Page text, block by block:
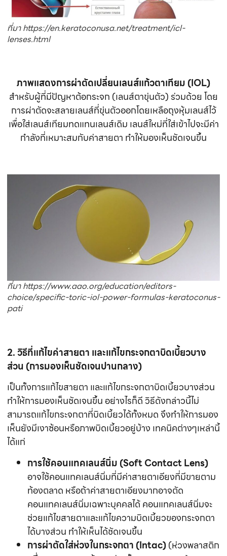
ที่มา https://en.keratoconusa.net/treatment/icl-
lenses.html
ภาพแสดงการผ่าตัดเปลี่ยนเลนส์แก้วตาเทียม (IOL)
สำหรับผู้ที่มีปัญหาต้อกระจก (เลนส์ตาขุ่นตัว) ร่วมด้วย โดย
การผ่าตัดจะสลายเลนส์ที่ขุ่นตัวออกโดยเหลือถุงหุ้มเลนส์ไว้
เพื่อใส่เลนส์เทียมทดแทนเลนส์เดิม เลนส์ใหม่ที่ใส่เข้าไปจะมีค่า
กำลังที่เหมาะสมกับค่าสายตา ทำให้มองเห็นชัดเจนขึ้น
ที่มา https://www.aao.org/education/editors-
choice/specific-toric-iol-power-formulas-keratoconus-
pati
2. วิธีที่แก้ไขค่าสายตา และแก้ไขกระจกตาบิดเบี้ยวบาง
ส่วน (การมองเห็นชัดเจนปานกลาง)
เป็นทั้งการแก้ไขสายตา และแก้ไขกระจกตาบิดเบี้ยวบางส่วน
ทำให้การมองเห็นชัดเจนขึ้น อย่างไรก็ดี วิธีดังกล่าวนี้ไม่
สามารถแก้ไขกระจกตาที่บิดเบี้ยวได้ทั้งหมด จึงทำให้การมอง
เห็นยังมีเงาซ้อนหรือภาพบิดเบี้ยวอยู่บ้าง เทคนิคต่างๆเหล่านี้
ได้แก่
การใช้คอนแทคเลนส์นิ่ม (Soft Contact Lens)
อาจใช้คอนแทคเลนส์นิ่มที่มีค่าสายตาเอียงที่มีขายตาม
ท้องตลาด หรือถ้าค่าสายตาเอียงมากอาจตัด
คอนแทคเลนส์นิ่มเฉพาะบุคคลได้ คอนแทคเลนส์นิ่มจะ
ช่วยแก้ไขสายตาและแก้ไขความบิดเบี้ยวของกระจกตา
ได้บางส่วน ทำให้เห็นได้ชัดเจนขึ้น
การผ่าตัดใส่ห่วงในกระจกตา (Intac)(ห่วงพลาสติก